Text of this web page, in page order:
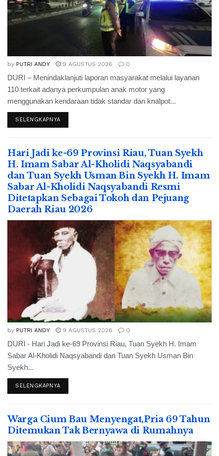
by PUTRI ANDY 9 AGUSTUS 2026 0
DURI – Menindaklanjuti laporan masyarakat melalui layanan
110 terkait adanya perkumpulan anak motor yang
menggunakan kendaraan tidak standar dan knalpot...
SELENGKAPNYA
Hari Jadi ke-69 Provinsi Riau, Tuan Syekh
H. Imam Sabar Al-Kholidi Naqsyabandi
dan Tuan Syekh Usman Bin Syekh H. Imam
Sabar Al-Kholidi Naqsyabandi Resmi
Ditetapkan Sebagai Tokoh dan Pejuang
Daerah Riau 2026
by PUTRI ANDY 9 AGUSTUS 2026 0
DURI - Hari Jadi ke-69 Provinsi Riau, Tuan Syekh H. Imam
Sabar Al-Kholidi Naqsyabandi dan Tuan Syekh Usman Bin
Syekh...
SELENGKAPNYA
Warga Cium Bau Menyengat,Pria 69 Tahun
Ditemukan Tak Bernyawa di Rumahnya